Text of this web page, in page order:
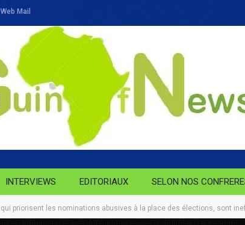
Web Mail
INTERVIEWS EDITORIAUX SELON NOS
priorisent les nominations abusives à la place des élections, sont